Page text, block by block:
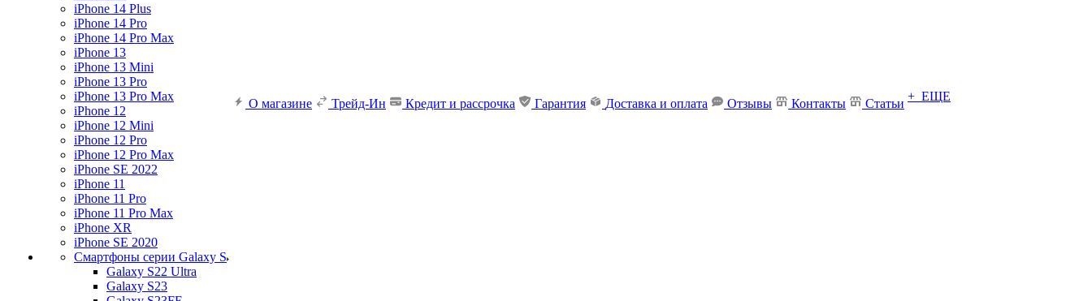
iPhone 14 Plus
iPhone 14 Pro
iPhone 14 Pro Max
iPhone 13
iPhone 13 Mini
iPhone 13 Pro
iPhone 13 Pro Max
iPhone 12
iPhone 12 Mini
iPhone 12 Pro
iPhone 12 Pro Max
iPhone SE 2022
iPhone 11
iPhone 11 Pro
iPhone 11 Pro Max
iPhone XR
iPhone SE 2020
Смартфоны серии Galaxy S
Galaxy S22 Ultra
Galaxy S23
О магазине Трейд-Ин Кредит и рассрочка Гарантия Доставка и оплата Отзывы Контакты Статьи
+ ЕЩЕ